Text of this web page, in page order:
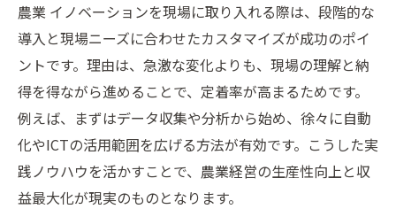
農業 イノベーションを現場に取り入れる際は、段階的な
導入と現場ニーズに合わせたカスタマイズが成功のポイ
ントです。理由は、急激な変化よりも、現場の理解と納
得を得ながら進めることで、定着率が高まるためです。
例えば、まずはデータ収集や分析から始め、徐々に自動
化やICTの活用範囲を広げる方法が有効です。こうした実
践ノウハウを活かすことで、農業経営の生産性向上と収
益最大化が現実のものとなります。